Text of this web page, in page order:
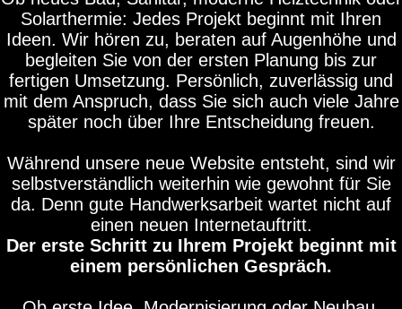
Solarthermie: Jedes Projekt beginnt mit Ihren
Ideen. Wir hören zu, beraten auf Augenhöhe und
begleiten Sie von der ersten Planung bis zur
fertigen Umsetzung. Persönlich, zuverlässig und
mit dem Anspruch, dass Sie sich auch viele Jahre
später noch über Ihre Entscheidung freuen.
Während unsere neue Website entsteht, sind wir
selbstverständlich weiterhin wie gewohnt für Sie
da. Denn gute Handwerksarbeit wartet nicht auf
einen neuen Internetauftritt.
Der erste Schritt zu Ihrem Projekt beginnt mit
einem persönlichen Gespräch.